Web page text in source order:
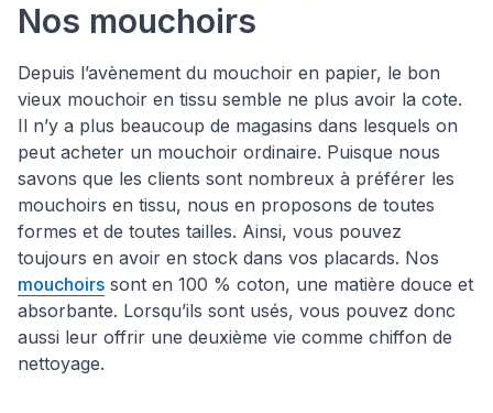
Nos mouchoirs
Depuis l’avènement du mouchoir en papier, le bon
vieux mouchoir en tissu semble ne plus avoir la cote.
Il n’y a plus beaucoup de magasins dans lesquels on
peut acheter un mouchoir ordinaire. Puisque nous
savons que les clients sont nombreux à préférer les
mouchoirs en tissu, nous en proposons de toutes
formes et de toutes tailles. Ainsi, vous pouvez
toujours en avoir en stock dans vos placards. Nos
mouchoirs sont en 100 % coton, une matière douce et
absorbante. Lorsqu’ils sont usés, vous pouvez donc
aussi leur offrir une deuxième vie comme chiffon de
nettoyage.